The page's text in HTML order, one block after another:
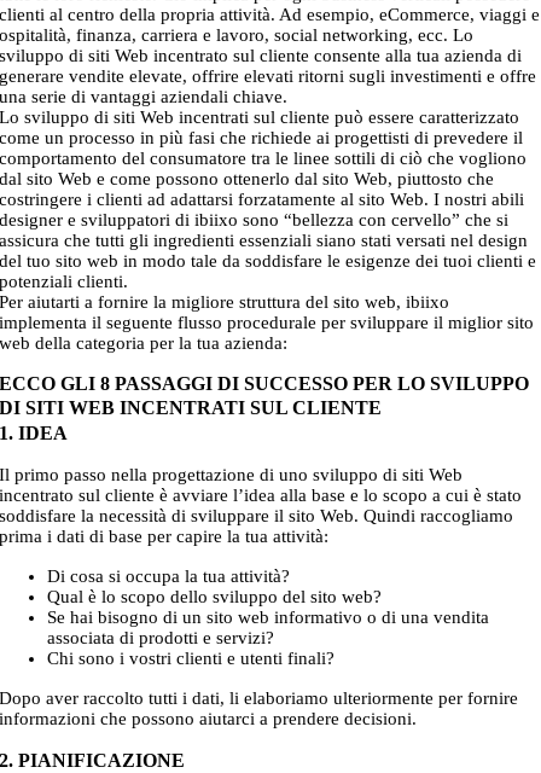
clienti al centro della propria attività. Ad esempio, eCommerce, viaggi e
ospitalità, finanza, carriera e lavoro, social networking, ecc. Lo
sviluppo di siti Web incentrato sul cliente consente alla tua azienda di
generare vendite elevate, offrire elevati ritorni sugli investimenti e offre
una serie di vantaggi aziendali chiave.
Lo sviluppo di siti Web incentrati sul cliente può essere caratterizzato
come un processo in più fasi che richiede ai progettisti di prevedere il
comportamento del consumatore tra le linee sottili di ciò che vogliono
dal sito Web e come possono ottenerlo dal sito Web, piuttosto che
costringere i clienti ad adattarsi forzatamente al sito Web. I nostri abili
designer e sviluppatori di ibiixo sono “bellezza con cervello” che si
assicura che tutti gli ingredienti essenziali siano stati versati nel design
del tuo sito web in modo tale da soddisfare le esigenze dei tuoi clienti e
potenziali clienti.
Per aiutarti a fornire la migliore struttura del sito web, ibiixo
implementa il seguente flusso procedurale per sviluppare il miglior sito
web della categoria per la tua azienda:
ECCO GLI 8 PASSAGGI DI SUCCESSO PER LO SVILUPPO
DI SITI WEB INCENTRATI SUL CLIENTE
1. IDEA
Il primo passo nella progettazione di uno sviluppo di siti Web
incentrato sul cliente è avviare l’idea alla base e lo scopo a cui è stato
soddisfare la necessità di sviluppare il sito Web. Quindi raccogliamo
prima i dati di base per capire la tua attività:
Di cosa si occupa la tua attività?
Qual è lo scopo dello sviluppo del sito web?
Se hai bisogno di un sito web informativo o di una vendita
associata di prodotti e servizi?
Chi sono i vostri clienti e utenti finali?
Dopo aver raccolto tutti i dati, li elaboriamo ulteriormente per fornire
informazioni che possono aiutarci a prendere decisioni.
2. PIANIFICAZIONE